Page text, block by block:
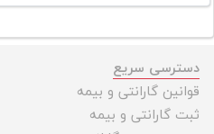
تجهیزات
پلاس
افزودن
محصول
دسترسی سریع
قوانین گارانتی و بیمه
ثبت گارانتی و بیمه